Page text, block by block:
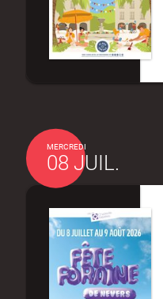
MERCREDI
08 JUIL.